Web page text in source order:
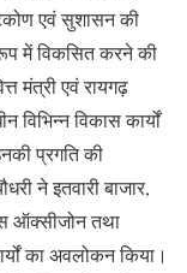
एवं सुशासन की
में विकसित करने की
मंत्री एवं रायगढ़
विभिन्न विकास कार्यों
प्रगति की
ने इतवारी बाजार,
ऑक्सीजोन तथा
का अवलोकन किया।